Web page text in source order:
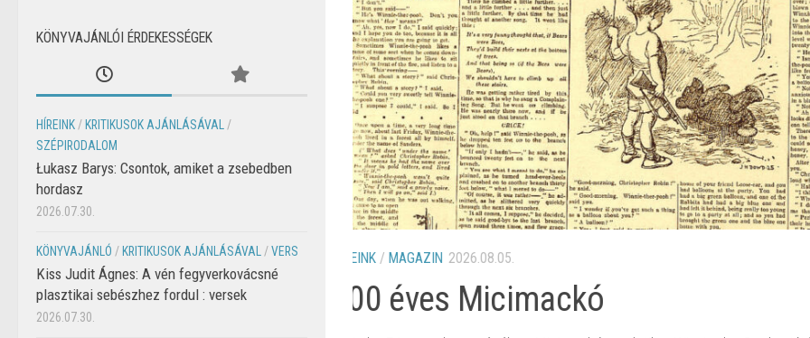
EGYÉB KATEGÓRIA/HÍREINK
Háborús „filmkockák”
KÖNYVAJÁNLÓI ÉRDEKESSÉGEK
HÍREINK / KRITIKUSOK AJÁNLÁSÁVAL
/
SZÉPIRODALOM
Łukasz Barys: Csontok, amiket a zsebedben
hordasz
2026.07.30.
KÖNYVAJÁNLÓ / KRITIKUSOK AJÁNLÁSÁVAL /VERS
Kiss Judit Ágnes: A vén fegyverkovácsné
plasztikai sebészhez fordul : versek
2026.07.30.